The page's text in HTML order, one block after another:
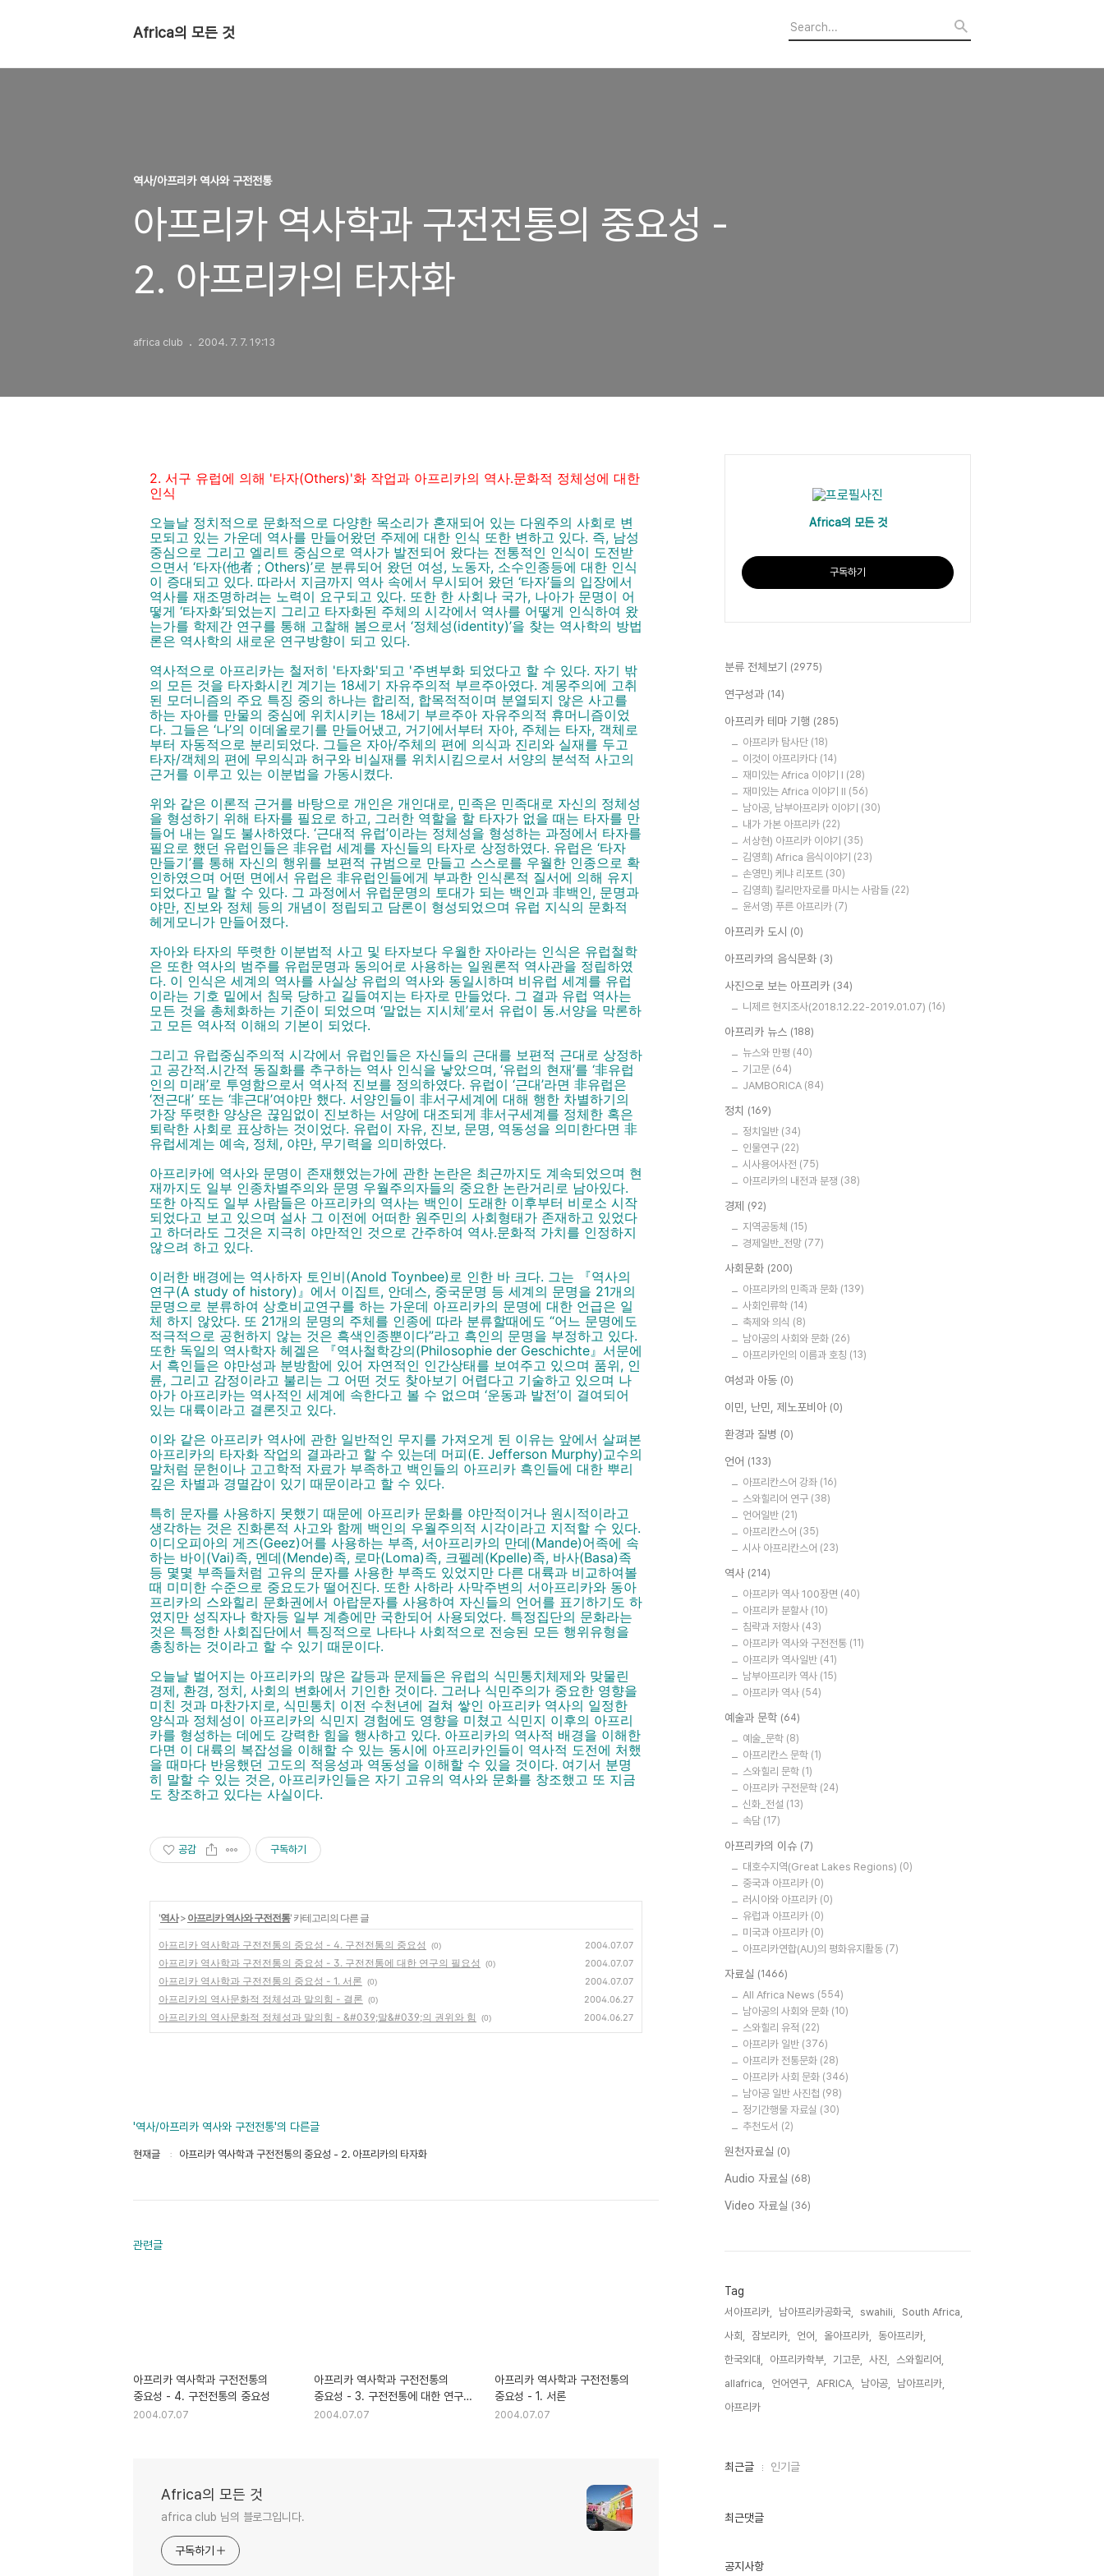
Africa의 모든 것
역사/아프리카 역사와 구전전통
아프리카 역사학과 구전전통의 중요성 -
2. 아프리카의 타자화
africa club 2004. 7. 7. 19:13
2. 서구 유럽에 의해 '타자(Others)'화 작업과 아프리카의 역사․문화적 정체성에 대한
인식
오늘날 정치적으로 문화적으로 다양한 목소리가 혼재되어 있는 다원주의 사회로 변
모되고 있는 가운데 역사를 만들어왔던 주제에 대한 인식 또한 변하고 있다. 즉, 남성
중심으로 그리고 엘리트 중심으로 역사가 발전되어 왔다는 전통적인 인식이 도전받
으면서 ‘타자(他者 ; Others)’로 분류되어 왔던 여성, 노동자, 소수인종등에 대한 인식
이 증대되고 있다. 따라서 지금까지 역사 속에서 무시되어 왔던 ‘타자’들의 입장에서
역사를 재조명하려는 노력이 요구되고 있다. 또한 한 사회나 국가, 나아가 문명이 어
떻게 ‘타자화’되었는지 그리고 타자화된 주체의 시각에서 역사를 어떻게 인식하여 왔
는가를 학제간 연구를 통해 고찰해 봄으로서 ‘정체성(identity)’을 찾는 역사학의 방법
론은 역사학의 새로운 연구방향이 되고 있다.
역사적으로 아프리카는 철저히 '타자화'되고 '주변부화 되었다고 할 수 있다. 자기 밖
의 모든 것을 타자화시킨 계기는 18세기 자유주의적 부르주아였다. 계몽주의에 고취
된 모더니즘의 주요 특징 중의 하나는 합리적, 합목적적이며 분열되지 않은 사고를
하는 자아를 만물의 중심에 위치시키는 18세기 부르주아 자유주의적 휴머니즘이었
다. 그들은 ‘나’의 이데올로기를 만들어냈고, 거기에서부터 자아, 주체는 타자, 객체로
부터 자동적으로 분리되었다. 그들은 자아/주체의 편에 의식과 진리와 실재를 두고
타자/객체의 편에 무의식과 허구와 비실재를 위치시킴으로서 서양의 분석적 사고의
근거를 이루고 있는 이분법을 가동시켰다.
위와 같은 이론적 근거를 바탕으로 개인은 개인대로, 민족은 민족대로 자신의 정체성
을 형성하기 위해 타자를 필요로 하고, 그러한 역할을 할 타자가 없을 때는 타자를 만
들어 내는 일도 불사하였다. ‘근대적 유럽’이라는 정체성을 형성하는 과정에서 타자를
필요로 했던 유럽인들은 非유럽 세계를 자신들의 타자로 상정하였다. 유럽은 ‘타자
만들기’를 통해 자신의 행위를 보편적 규범으로 만들고 스스로를 우월한 인종으로 확
인하였으며 어떤 면에서 유럽은 非유럽인들에게 부과한 인식론적 질서에 의해 유지
되었다고 말 할 수 있다. 그 과정에서 유럽문명의 토대가 되는 백인과 非백인, 문명과
야만, 진보와 정체 등의 개념이 정립되고 담론이 형성되었으며 유럽 지식의 문화적
헤게모니가 만들어졌다.
자아와 타자의 뚜렷한 이분법적 사고 및 타자보다 우월한 자아라는 인식은 유럽철학
은 또한 역사의 범주를 유럽문명과 동의어로 사용하는 일원론적 역사관을 정립하였
다. 이 인식은 세계의 역사를 사실상 유럽의 역사와 동일시하며 비유럽 세계를 유럽
이라는 기호 밑에서 침묵 당하고 길들여지는 타자로 만들었다. 그 결과 유럽 역사는
모든 것을 총체화하는 기준이 되었으며 ‘말없는 지시체’로서 유럽이 동․서양을 막론하
고 모든 역사적 이해의 기본이 되었다.
그리고 유럽중심주의적 시각에서 유럽인들은 자신들의 근대를 보편적 근대로 상정하
고 공간적․시간적 동질화를 추구하는 역사 인식을 낳았으며, ‘유럽의 현재’를 ‘非유럽
인의 미래’로 투영함으로서 역사적 진보를 정의하였다. 유럽이 ‘근대’라면 非유럽은
‘전근대’ 또는 ‘非근대’여야만 했다. 서양인들이 非서구세계에 대해 행한 차별하기의
가장 뚜렷한 양상은 끊임없이 진보하는 서양에 대조되게 非서구세계를 정체한 혹은
퇴락한 사회로 표상하는 것이었다. 유럽이 자유, 진보, 문명, 역동성을 의미한다면 非
유럽세계는 예속, 정체, 야만, 무기력을 의미하였다.
아프리카에 역사와 문명이 존재했었는가에 관한 논란은 최근까지도 계속되었으며 현
재까지도 일부 인종차별주의와 문명 우월주의자들의 중요한 논란거리로 남아있다.
또한 아직도 일부 사람들은 아프리카의 역사는 백인이 도래한 이후부터 비로소 시작
되었다고 보고 있으며 설사 그 이전에 어떠한 원주민의 사회형태가 존재하고 있었다
고 하더라도 그것은 지극히 야만적인 것으로 간주하여 역사․문화적 가치를 인정하지
않으려 하고 있다.
이러한 배경에는 역사하자 토인비(Anold Toynbee)로 인한 바 크다. 그는 『역사의
연구(A study of history)』에서 이집트, 안데스, 중국문명 등 세계의 문명을 21개의
문명으로 분류하여 상호비교연구를 하는 가운데 아프리카의 문명에 대한 언급은 일
체 하지 않았다. 또 21개의 문명의 주체를 인종에 따라 분류할때에도 “어느 문명에도
적극적으로 공헌하지 않는 것은 흑색인종뿐이다”라고 흑인의 문명을 부정하고 있다.
또한 독일의 역사학자 헤겔은 『역사철학강의(Philosophie der Geschichte』서문에
서 흑인들은 야만성과 분방함에 있어 자연적인 인간상태를 보여주고 있으며 품위, 인
륜, 그리고 감정이라고 불리는 그 어떤 것도 찾아보기 어렵다고 기술하고 있으며 나
아가 아프리카는 역사적인 세계에 속한다고 볼 수 없으며 ‘운동과 발전’이 결여되어
있는 대륙이라고 결론짓고 있다.
이와 같은 아프리카 역사에 관한 일반적인 무지를 가져오게 된 이유는 앞에서 살펴본
아프리카의 타자화 작업의 결과라고 할 수 있는데 머피(E. Jefferson Murphy)교수의
말처럼 문헌이나 고고학적 자료가 부족하고 백인들의 아프리카 흑인들에 대한 뿌리
깊은 차별과 경멸감이 있기 때문이라고 할 수 있다.
특히 문자를 사용하지 못했기 때문에 아프리카 문화를 야만적이거나 원시적이라고
생각하는 것은 진화론적 사고와 함께 백인의 우월주의적 시각이라고 지적할 수 있다.
이디오피아의 게즈(Geez)어를 사용하는 부족, 서아프리카의 만데(Mande)어족에 속
하는 바이(Vai)족, 멘데(Mende)족, 로마(Loma)족, 크펠레(Kpelle)족, 바사(Basa)족
등 몇몇 부족들처럼 고유의 문자를 사용한 부족도 있었지만 다른 대륙과 비교하여볼
때 미미한 수준으로 중요도가 떨어진다. 또한 사하라 사막주변의 서아프리카와 동아
프리카의 스와힐리 문화권에서 아랍문자를 사용하여 자신들의 언어를 표기하기도 하
였지만 성직자나 학자등 일부 계층에만 국한되어 사용되었다. 특정집단의 문화라는
것은 특정한 사회집단에서 특징적으로 나타나 사회적으로 전승된 모든 행위유형을
총칭하는 것이라고 할 수 있기 때문이다.
오늘날 벌어지는 아프리카의 많은 갈등과 문제들은 유럽의 식민통치체제와 맞물린
경제, 환경, 정치, 사회의 변화에서 기인한 것이다. 그러나 식민주의가 중요한 영향을
미친 것과 마찬가지로, 식민통치 이전 수천년에 걸쳐 쌓인 아프리카 역사의 일정한
양식과 정체성이 아프리카의 식민지 경험에도 영향을 미쳤고 식민지 이후의 아프리
카를 형성하는 데에도 강력한 힘을 행사하고 있다. 아프리카의 역사적 배경을 이해한
다면 이 대륙의 복잡성을 이해할 수 있는 동시에 아프리카인들이 역사적 도전에 처했
을 때마다 반응했던 고도의 적응성과 역동성을 이해할 수 있을 것이다. 여기서 분명
히 말할 수 있는 것은, 아프리카인들은 자기 고유의 역사와 문화를 창조했고 또 지금
도 창조하고 있다는 사실이다.
공감 구독하기
'역사> 아프리카 역사와 구전전통' 카테고리의 다른 글
아프리카 역사학과 구전전통의 중요성 - 4. 구전전통의 중요성 (0) 2004.07.07
아프리카 역사학과 구전전통의 중요성 - 3. 구전전통에 대한 연구의 필요성 (0) 2004.07.07
아프리카 역사학과 구전전통의 중요성 - 1. 서론 (0) 2004.07.07
아프리카의 역사문화적 정체성과 말의힘 - 결론 (0) 2004.06.27
아프리카의 역사문화적 정체성과 말의힘 - &#039;말&#039;의 권위와 힘 (0) 2004.06.27
'역사/아프리카 역사와 구전전통'의 다른글
현재글 아프리카 역사학과 구전전통의 중요성 - 2. 아프리카의 타자화
관련글
아프리카 역사학과 구전전통의
중요성 - 4. 구전전통의 중요성
2004.07.07
아프리카 역사학과 구전전통의
중요성 - 3. 구전전통에 대한 연구의
필요성
2004.07.07
아프리카 역사학과 구전전통의
중요성 - 1. 서론
2004.07.07
Africa의 모든 것
africa club 님의 블로그입니다.
구독하기
Africa의 모든 것
구독하기
분류 전체보기 (2975)
연구성과 (14)
아프리카 테마 기행 (285)
아프리카 탐사단 (18)
이것이 아프리카다 (14)
재미있는 Africa 이야기 I (28)
재미있는 Africa 이야기 II (56)
남아공, 남부아프리카 이야기 (30)
내가 가본 아프리카 (22)
서상현) 아프리카 이야기 (35)
김영희) Africa 음식이야기 (23)
손영민) 케냐 리포트 (30)
김영희) 킬리만자로를 마시는 사람들 (22)
윤서영) 푸른 아프리카 (7)
아프리카 도시 (0)
아프리카의 음식문화 (3)
사진으로 보는 아프리카 (34)
니제르 현지조사(2018.12.22-2019.01.07) (16)
아프리카 뉴스 (188)
뉴스와 만평 (40)
기고문 (64)
JAMBORICA (84)
정치 (169)
정치일반 (34)
인물연구 (22)
시사용어사전 (75)
아프리카의 내전과 분쟁 (38)
경제 (92)
지역공동체 (15)
경제일반_전망 (77)
사회문화 (200)
아프리카의 민족과 문화 (139)
사회인류학 (14)
축제와 의식 (8)
남아공의 사회와 문화 (26)
아프리카인의 이름과 호칭 (13)
여성과 아동 (0)
이민, 난민, 제노포비아 (0)
환경과 질병 (0)
언어 (133)
아프리칸스어 강좌 (16)
스와힐리어 연구 (38)
언어일반 (21)
아프리칸스어 (35)
시사 아프리칸스어 (23)
역사 (214)
아프리카 역사 100장면 (40)
아프리카 분할사 (10)
침략과 저항사 (43)
아프리카 역사와 구전전통 (11)
아프리카 역사일반 (41)
남부아프리카 역사 (15)
아프리카 역사 (54)
예술과 문학 (64)
예술_문학 (8)
아프리칸스 문학 (1)
스와힐리 문학 (1)
아프리카 구전문학 (24)
신화_전설 (13)
속담 (17)
아프리카의 이슈 (7)
대호수지역(Great Lakes Regions) (0)
중국과 아프리카 (0)
러시아와 아프리카 (0)
유럽과 아프리카 (0)
미국과 아프리카 (0)
아프리카연합(AU)의 평화유지활동 (7)
자료실 (1466)
All Africa News (554)
남아공의 사회와 문화 (10)
스와힐리 유적 (22)
아프리카 일반 (376)
아프리카 전통문화 (28)
아프리카 사회 문화 (346)
남아공 일반 사진첩 (98)
정기간행물 자료실 (30)
추천도서 (2)
원천자료실 (0)
Audio 자료실 (68)
Video 자료실 (36)
Tag
서아프리카, 남아프리카공화국, swahili,
South Africa,
사회,
잠보리카, 언어, 올아프리카,
동아프리카,
한국외대,
아프리카학부, 기고문, 사진,
스와힐리어,
allafrica,
언어연구, AFRICA, 남아공,
남아프리카,
아프리카,
최
인
최근글 인기글
최근댓글
공지사항